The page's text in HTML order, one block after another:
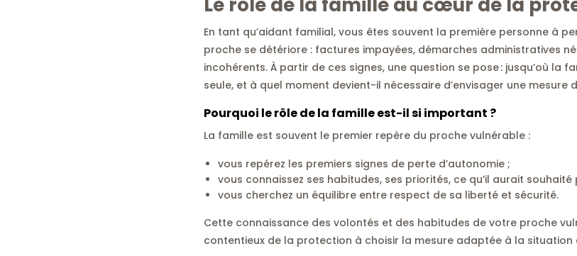
En tant qu’aidant familial, vous êtes souvent la première personne à
proche se détériore : factures impayées, démarches administratives
incohérents. À partir de ces signes, une question se pose : jusqu’où la
seule, et à quel moment devient-il nécessaire d’envisager une mesure
Pourquoi le rôle de la famille est-il si important ?
La famille est souvent le premier repère du proche vulnérable :
vous repérez les premiers signes de perte d’autonomie ;
vous connaissez ses habitudes, ses priorités, ce qu’il aurait
vous cherchez un équilibre entre respect de sa liberté et sécurité.
Cette connaissance des volontés et des habitudes de votre proche
contentieux de la protection à choisir la mesure adaptée à la